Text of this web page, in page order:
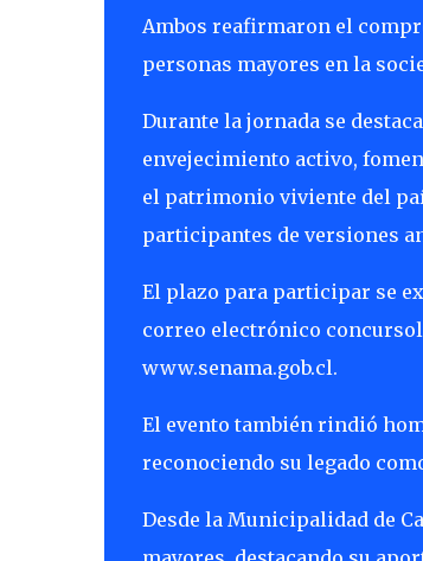
Ambos reafirmaron el
personas mayores en la
Durante la jornada se
envejecimiento activo,
el patrimonio viviente del
participantes de versiones
El plazo para participar se
correo electrónico
www.senama.gob.cl.
El evento también rindió
reconociendo su legado
Desde la Municipalidad de